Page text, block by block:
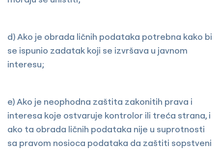
d) Ako je obrada ličnih podataka potrebna kako bi
se ispunio zadatak koji se izvršava u javnom
interesu;
e) Ako je neophodna zaštita zakonitih prava i
interesa koje ostvaruje kontrolor ili treća strana, i
ako ta obrada ličnih podataka nije u suprotnosti
sa pravom nosioca podataka da zaštiti sopstveni